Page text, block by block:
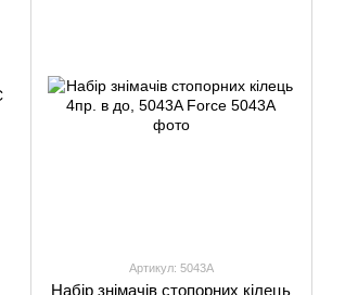
Артикул: 5043A
Набір знімачів стопорних кілець